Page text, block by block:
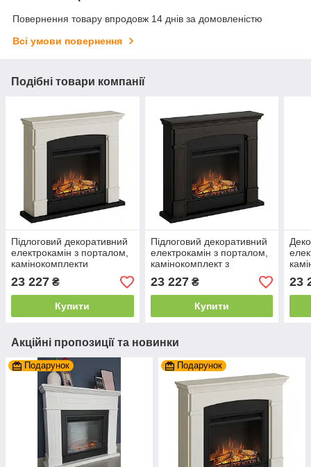
Повернення товару впродовж 14 днів за домовленістю
Всі умови повернення
Подібні товари компанії
Підлоговий декоративний
електрокамін з порталом,
камінокомплекти
електричний з обігрівом
Tagu Helmi бежевий
23 227 ₴
Купити
Підлоговий декоративний
електрокамін з порталом,
камінокомплект з
обігрівом для дому Tagu
Helmi венге
23 227₴
Купити
23
Акційні пропозиції та новинки
Подарунок Подарунок